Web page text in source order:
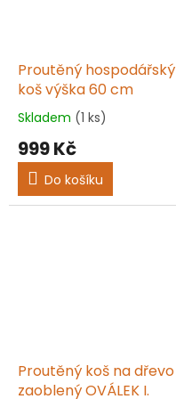
Proutěný hospodářský
koš výška 60 cm
Průměrné
hodnocení
produktu
5,0
z
Skladem (1 ks)
999 Kč
Do košíku
Proutěný koš na dřevo
zaoblený OVÁLEK I.